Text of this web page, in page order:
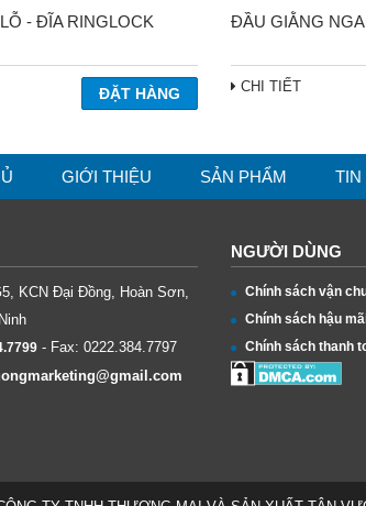
- ĐĨA RINGLOCK ĐẦU GIẰNG
CHI TIẾT
GIỚI THIỆU SẢN PHẨM TIN
KCN Đại Đồng, Hoàn Sơn,
- Fax: 0222.384.7797
NGƯỜI DÙNG
Chính sách vận
Chính sách hậu
Chính sách thanh